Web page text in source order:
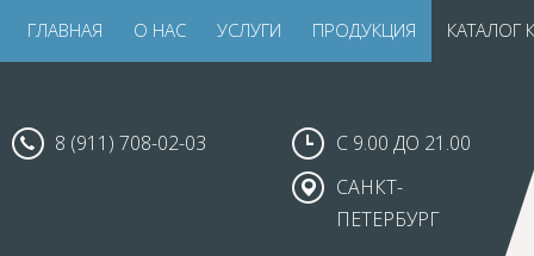
ГЛАВНАЯ О НАС УСЛУГИ ПРОДУКЦИЯ КАТАЛОГ
8 (911) 708-02-03
С 9.00 ДО 21.00
САНКТ-
ПЕТЕРБУРГ